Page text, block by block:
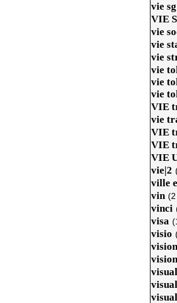
vie
VIE
vie
vie
vie
vie
vie
vie
VIE
vie
VIE
VIE
VIE
vie|2
ville
vin
vinci
visa
visio
vision
visual